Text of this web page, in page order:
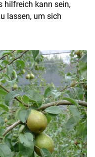
hilfreich kann sein,
lassen, um sich